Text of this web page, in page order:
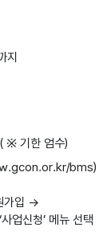
지
※ 기한 엄수)
bms)
가입 →
업신청’ 메뉴 선택